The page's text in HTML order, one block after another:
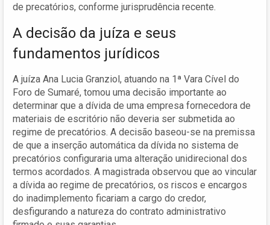
de precatórios, conforme jurisprudência recente.
A decisão da juíza e seus
fundamentos jurídicos
A juíza Ana Lucia Granziol, atuando na 1ª Vara Cível do
Foro de Sumaré, tomou uma decisão importante ao
determinar que a dívida de uma empresa fornecedora de
materiais de escritório não deveria ser submetida ao
regime de precatórios. A decisão baseou-se na premissa
de que a inserção automática da dívida no sistema de
precatórios configuraria uma alteração unidirecional dos
termos acordados. A magistrada observou que ao vincular
a dívida ao regime de precatórios, os riscos e encargos
do inadimplemento ficariam a cargo do credor,
desfigurando a natureza do contrato administrativo